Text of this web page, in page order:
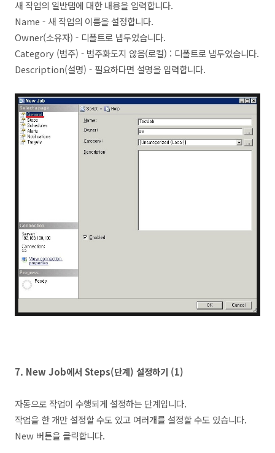
새 작업의 일반탭에 대한 내용을 입력합니다.
Name - 새 작업의 이름을 설정합니다.
Owner(소유자) - 디폴트로 냅두었습니다.
Category (범주) - 범주화도지 않음(로컬) : 디폴트로 냅두었습니다.
Description(설명) - 필요하다면 설명을 입력합니다.
7. New Job에서 Steps(단계) 설정하기 (1)
자동으로 작업이 수행되게 설정하는 단계입니다.
작업을 한 개만 설정할 수도 있고 여러개를 설정할 수도 있습니다.
New 버튼을 클릭합니다.